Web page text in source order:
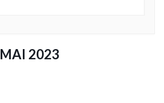
MAI 2023